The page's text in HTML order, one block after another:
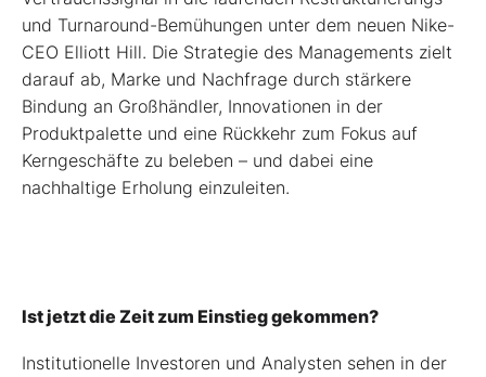
und Turnaround-Bemühungen unter dem neuen Nike-
CEO Elliott Hill. Die Strategie des Managements zielt
darauf ab, Marke und Nachfrage durch stärkere
Bindung an Großhändler, Innovationen in der
Produktpalette und eine Rückkehr zum Fokus auf
Kerngeschäfte zu beleben – und dabei eine
nachhaltige Erholung einzuleiten.
Ist jetzt die Zeit zum Einstieg gekommen?
Institutionelle Investoren und Analysten sehen in der